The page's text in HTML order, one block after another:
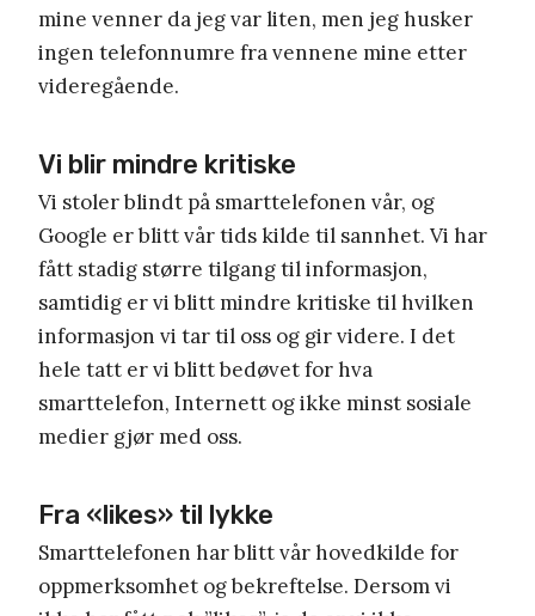
mine venner da jeg var liten, men jeg husker
ingen telefonnumre fra vennene mine etter
videregående.
Vi blir mindre kritiske
Vi stoler blindt på smarttelefonen vår, og
Google er blitt vår tids kilde til sannhet. Vi har
fått stadig større tilgang til informasjon,
samtidig er vi blitt mindre kritiske til hvilken
informasjon vi tar til oss og gir videre. I det
hele tatt er vi blitt bedøvet for hva
smarttelefon, Internett og ikke minst sosiale
medier gjør med oss.
Fra «likes» til lykke
Smarttelefonen har blitt vår hovedkilde for
oppmerksomhet og bekreftelse. Dersom vi